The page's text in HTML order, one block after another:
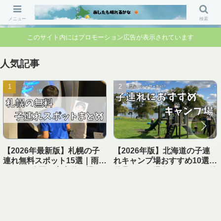
「行ってよかった」「準備して正解」 家族のお出かけ前の“不安”を“安心”に変
えるブログです。
このサイト内にはプロモーション広告が表示されています
人気記事
【2026年最新版】札幌の子
連れ無料スポット15選｜雨の
【2026年版】北海道の子連
れキャンプ場おすすめ10選｜
メニュー 検索